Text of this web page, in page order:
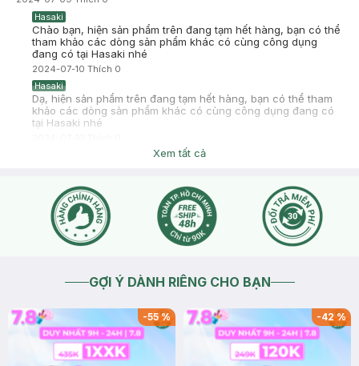
Hasaki
Chào bạn, hiện sản phẩm trên đang tạm hết hàng, bạn có thể
tham khảo các dòng sản phẩm khác có cùng công dụng
đang có tại Hasaki nhé
2024-07-10 Thích 0
Hasaki
Dạ, hiện sản phẩm trên đang tạm hết hàng, bạn có thể tham
khảo các dòng sản phẩm khác có cùng công dụng đang có
tại Hasaki nhé
Xem tất cả
GỢI Ý DÀNH RIÊNG CHO BẠN
-55% -42%